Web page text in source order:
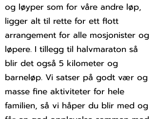
og løyper som for våre andre løp,
ligger alt til rette for ett flott
arrangement for alle mosjonister og
løpere. I tillegg til halvmaraton så
blir det også 5 kilometer og
barneløp. Vi satser på godt vær og
masse fine aktiviteter for hele
familien, så vi håper du blir med og